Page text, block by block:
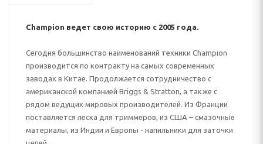
Champion ведет свою историю с 2005 года.
Сегодня большинство наименований техники Champion
производится по контракту на самых современных
заводах в Китае. Продолжается сотрудничество с
американской компанией Briggs & Stratton, а также с
рядом ведущих мировых производителей. Из Франции
поставляется леска для триммеров, из США – смазочные
материалы, из Индии и Европы - напильники для заточки